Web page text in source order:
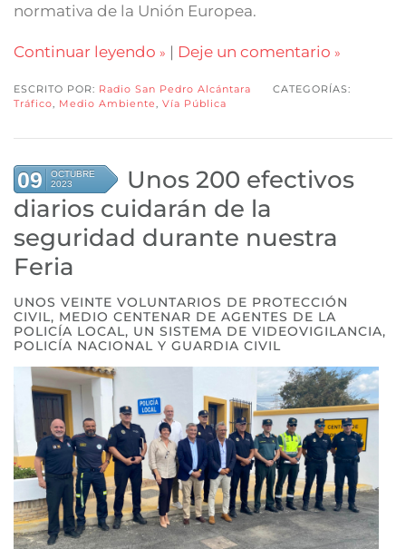
normativa de la Unión Europea.
Continuar leyendo | Deje un comentario
ESCRITO POR: Radio San Pedro Alcántara
CATEGORÍAS:
Tráfico
Medio Ambiente Vía Pública
09
OCTUBRE
2023
Unos 200 efectivos
diarios cuidarán de la
seguridad durante nuestra
Feria
UNOS VEINTE VOLUNTARIOS DE PROTECCIÓN
CIVIL, MEDIO CENTENAR DE AGENTES DE LA
POLICÍA LOCAL, UN SISTEMA DE VIDEOVIGILANCIA,
POLICÍA NACIONAL Y GUARDIA CIVIL